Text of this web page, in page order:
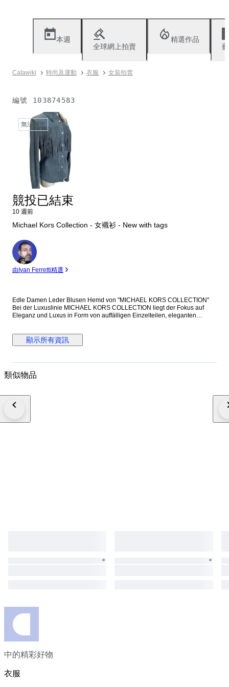
本週
全球網上拍賣
精選作品
Catawiki 時尚及運動 衣服 女裝拍賣
編號 103874583
無法使用
競投已結束
10 週前
Michael Kors Collection - 女襯衫 - New with tags
專
家
由Ivan Ferretti精選
Edle Damen Leder Blusen Hemd von "MICHAEL KORS COLLECTION"
Bei der Luxuslinie MICHAEL KORS COLLECTION liegt der Fokus auf
Eleganz und Luxus in Form von auffälligen Einzelteilen, eleganten
handwerkern hergestellt werden. Mod. CAMICIA CAMOSCIO CON
FRANGE Art. MKPR311A Col. Storm Außenmaterial: 100% Lammleder
perlmuttfarbigen Druckknöpfen auch offen als Hemdjacke tragbar
2200,00€ (Made in Italy) Weltweit versicherter Versand mit Tracking &
in unserem Designer Outlet Store in Berlin behalten wir uns vor!)
顯示所有資訊
類似物品
中的精彩好物
衣服